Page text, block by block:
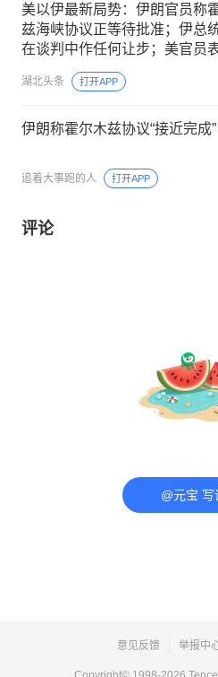
美以伊最新局势：伊朗官员称
兹海峡协议正等待批准；伊总
在谈判中作任何让步；美官员
旦协议达成，将解除对伊港口
湖北头条 打开APP
伊朗称霍尔木兹协议“接近完成”
追着大事跑的人 打开APP
评论
@元宝 写
意见反馈 举报中